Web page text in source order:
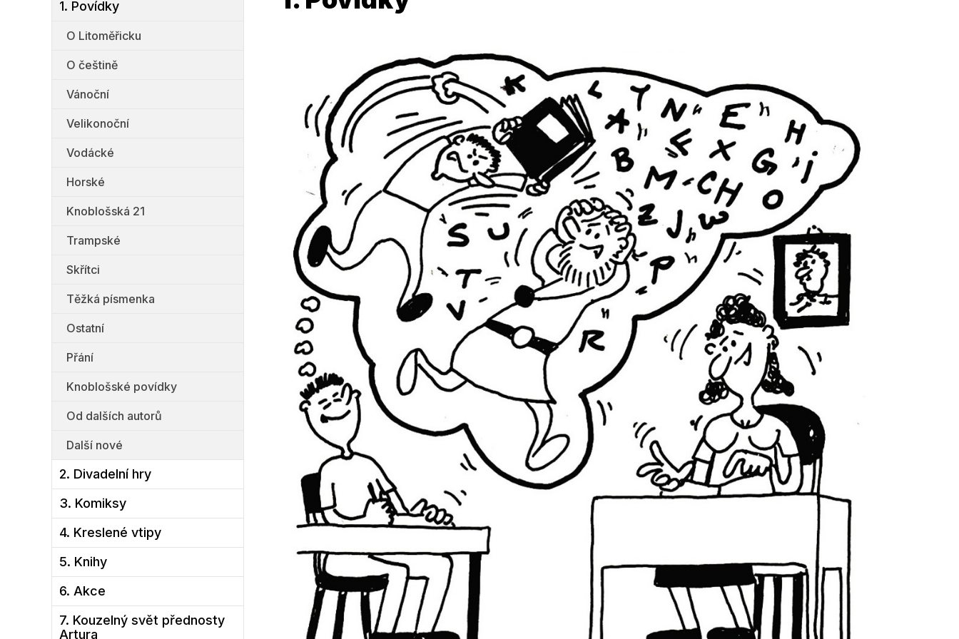
1. Povídky
O Litoměřicku
O češtině
Vánoční
Velikonoční
Vodácké
Horské
Knoblošská 21
Trampské
Skřítci
Těžká písmenka
Ostatní
Přání
Knoblošské povídky
Od dalších autorů
Další nové
2. Divadelní hry
3. Komiksy
4. Kreslené vtipy
5. Knihy
6. Akce
7. Kouzelný svět přednosty
Artura